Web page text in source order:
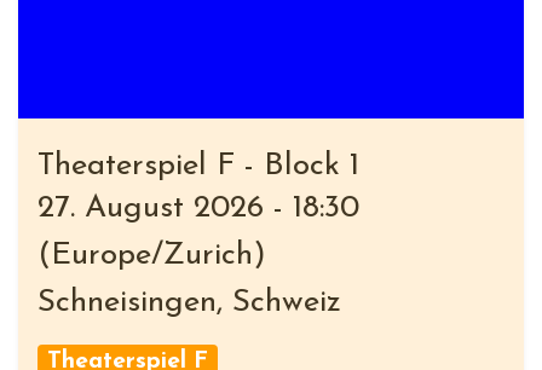
Theaterspiel F - Block 1
27. August 2026 - 18:30
( Europe/Zurich )
Schneisingen, Schweiz
Theaterspiel F